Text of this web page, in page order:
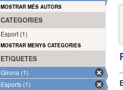
MOSTRAR MÉS AUTORS
CATEGORIES
Esport (1)
MOSTRAR MENYS CATEGORIES
ETIQUETES
Girona (1)
Esports (1)